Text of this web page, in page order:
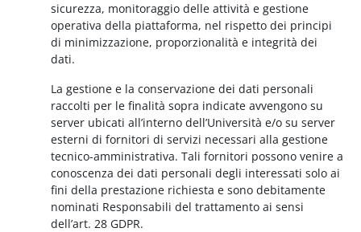
sicurezza, monitoraggio delle attività e gestione
operativa della piattaforma, nel rispetto dei principi
di minimizzazione, proporzionalità e integrità dei
dati.
La gestione e la conservazione dei dati personali
raccolti per le finalità sopra indicate avvengono su
server ubicati all’interno dell’Università e/o su server
esterni di fornitori di servizi necessari alla gestione
tecnico-amministrativa. Tali fornitori possono venire a
conoscenza dei dati personali degli interessati solo ai
fini della prestazione richiesta e sono debitamente
nominati Responsabili del trattamento ai sensi
dell’art. 28 GDPR.